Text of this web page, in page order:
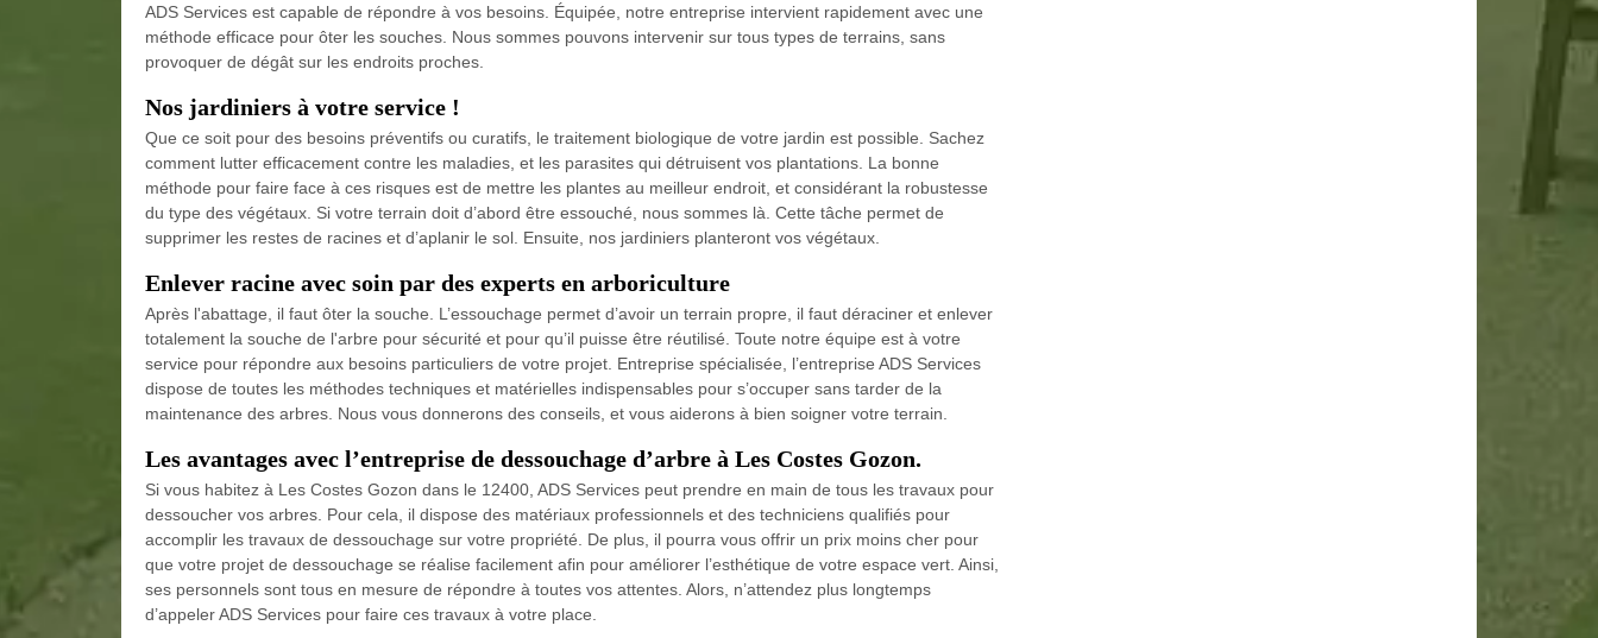
ADS Services est capable de répondre à vos besoins. Équipée, notre entreprise intervient rapidement avec une
méthode efficace pour ôter les souches. Nous sommes pouvons intervenir sur tous types de terrains, sans
provoquer de dégât sur les endroits proches.
Nos jardiniers à votre service !
Que ce soit pour des besoins préventifs ou curatifs, le traitement biologique de votre jardin est possible. Sachez
comment lutter efficacement contre les maladies, et les parasites qui détruisent vos plantations. La bonne
méthode pour faire face à ces risques est de mettre les plantes au meilleur endroit, et considérant la robustesse
du type des végétaux. Si votre terrain doit d’abord être essouché, nous sommes là. Cette tâche permet de
supprimer les restes de racines et d’aplanir le sol. Ensuite, nos jardiniers planteront vos végétaux.
Enlever racine avec soin par des experts en arboriculture
Après l'abattage, il faut ôter la souche. L’essouchage permet d’avoir un terrain propre, il faut déraciner et enlever
totalement la souche de l'arbre pour sécurité et pour qu’il puisse être réutilisé. Toute notre équipe est à votre
service pour répondre aux besoins particuliers de votre projet. Entreprise spécialisée, l’entreprise ADS Services
dispose de toutes les méthodes techniques et matérielles indispensables pour s’occuper sans tarder de la
maintenance des arbres. Nous vous donnerons des conseils, et vous aiderons à bien soigner votre terrain.
Les avantages avec l’entreprise de dessouchage d’arbre à Les Costes Gozon.
Si vous habitez à Les Costes Gozon dans le 12400, ADS Services peut prendre en main de tous les travaux pour
dessoucher vos arbres. Pour cela, il dispose des matériaux professionnels et des techniciens qualifiés pour
accomplir les travaux de dessouchage sur votre propriété. De plus, il pourra vous offrir un prix moins cher pour
que votre projet de dessouchage se réalise facilement afin pour améliorer l’esthétique de votre espace vert. Ainsi,
ses personnels sont tous en mesure de répondre à toutes vos attentes. Alors, n’attendez plus longtemps
d’appeler ADS Services pour faire ces travaux à votre place.